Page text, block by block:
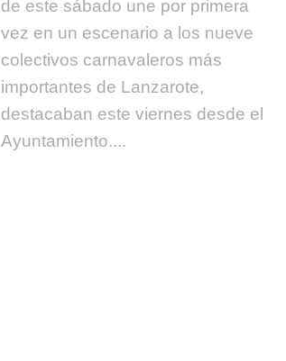
de este sábado une por primera
vez en un escenario a los nueve
colectivos carnavaleros más
importantes de Lanzarote,
destacaban este viernes desde el
Ayuntamiento....